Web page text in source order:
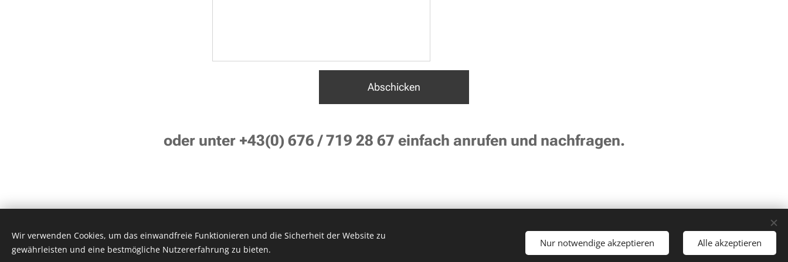
Abschicken
oder unter +43(0) 676 / 719 28 67 einfach anrufen und nachfragen.
© 2020 Fun Records Studio /Alle Preise auf unserer Homepage können sich ändern. Preisänderungen bleiben uns vorbehalten.
Wir verwenden Cookies, um das einwandfreie Funktionieren und die Sicherheit der Website zu
gewährleisten und eine bestmögliche Nutzererfahrung zu bieten.
Nur notwendige akzeptieren Alle akzeptieren